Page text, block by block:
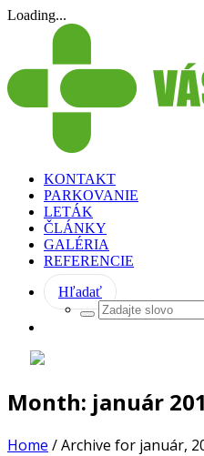
Loading...
KONTAKT
PARKOVANIE
LETÁK
ČLÁNKY
GALÉRIA
REFERENCIE
Hľadať
Month: január
Home /Archive for január,